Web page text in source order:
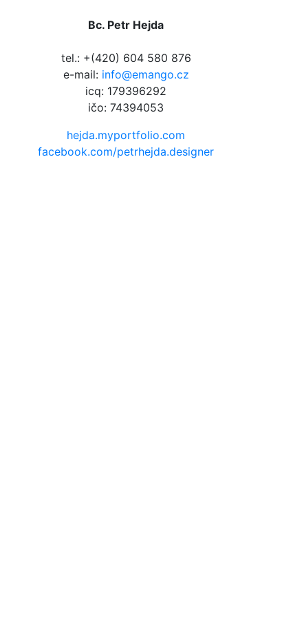
Bc. Petr Hejda
tel.: +(420) 604 580 876
e-mail: info@emango.cz
icq: 179396292
ičo: 74394053
hejda.myportfolio.com
facebook.com/petrhejda.designer